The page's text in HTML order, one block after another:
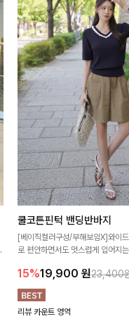
쿨코튼핀턱 밴딩반바지
[베이직컬러구성/부해보임X]와이
로 편안하면서도 멋스럽게 입어지
높게 즐겨지는 아이템!
15%19,900 원23,400
리뷰 카운트 영역